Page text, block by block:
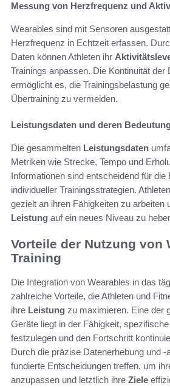
Messung von Herzfrequenz und
Wearables sind mit Sensoren
Herzfrequenz in Echtzeit erfassen.
Daten können Athleten ihr
Trainings anpassen. Die Kontinuität der
ermöglicht es, die Trainingsbelastung
Übertraining zu vermeiden.
Leistungsdaten und deren
Die gesammelten Leistungsdaten
Metriken wie Strecke, Tempo und
Informationen sind entscheidend für die
individueller Trainingsstrategien.
gezielt an ihren Fähigkeiten zu arbeiten
Leistung auf ein neues Niveau zu
Vorteile der Nutzung von
Training
Die Integration von Wearables in das
zahlreiche Vorteile, die Athleten und
ihre Leistung zu maximieren. Eine der
Geräte liegt in der Fähigkeit,
festzulegen und den Fortschritt
Durch die präzise Datenerhebung und
fundierte Entscheidungen treffen, um
anzupassen und letztlich ihre Ziele